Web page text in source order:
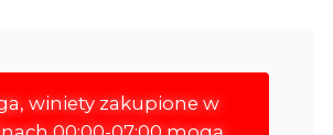
winiety zakupione w